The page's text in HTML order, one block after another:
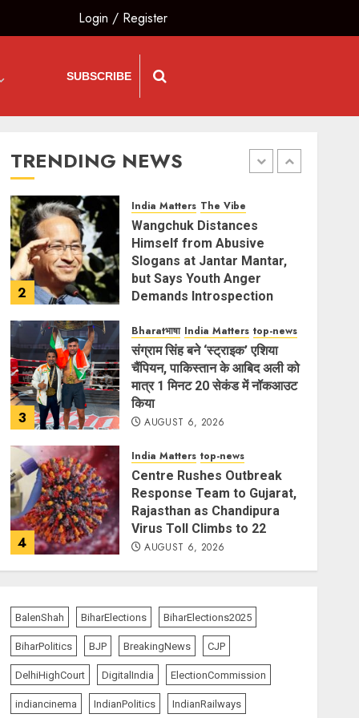
Login / Register
SUBSCRIBE
TRENDING NEWS
Power Digital Governance
and Startup Growth
1
India Matters
Sangram Singh Becomes
STRIKE Asia Champion,
Mohammed Abid Ali in Just
1 Minute 20 Seconds
2
India Matters The Vibe
Wangchuk Distances
Himself from Abusive
Slogans at Jantar Mantar,
but Says Youth Anger
Demands Introspection
3
Bharatभाषा India Matters top-news
संग्राम सिंह बने ‘स्ट्राइक’ एशिया
चैंपियन, पाकिस्तान के आबिद अली को
मात्र 1 मिनट 20 सेकंड में नॉकआउट
किया
AUGUST 6, 2026
4
India Matters top-news
Centre Rushes Outbreak
Response Team to Gujarat,
Rajasthan as Chandipura
Virus Toll Climbs to 22
AUGUST 6, 2026
5
₹500-Crore AI Mission to
Power Digital Governance
and Startup Growth
AUGUST 6, 2026
India Matters top-news
BalenShah BiharElections BiharElections2025
BiharPolitics BJP BreakingNews CJP
DelhiHighCourt DigitalIndia ElectionCommission
indiancinema IndianPolitics IndianRailways